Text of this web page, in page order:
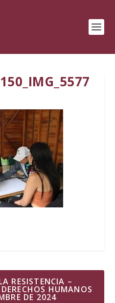
RESISTENCIA –
HUMANOS
DE 2024